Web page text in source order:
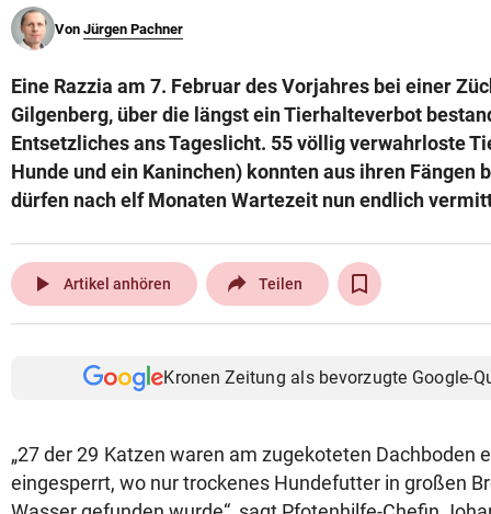
© Krone Multimedia GmbH & Co KG 2026
Von Jürgen Pachner
Eine Razzia am 7. Februar des Vorjahres bei einer
Gilgenberg, über die längst ein Tierhalteverbot
Entsetzliches ans Tageslicht. 55 völlig verwahrloste
Hunde und ein Kaninchen) konnten aus ihren Fängen
dürfen nach elf Monaten Wartezeit nun endlich
play_arrow Artikel anhören Teilen
Kronen Zeitung als bevorzugte Google-
„27 der 29 Katzen waren am zugekoteten Dachboden
eingesperrt, wo nur trockenes Hundefutter in großen